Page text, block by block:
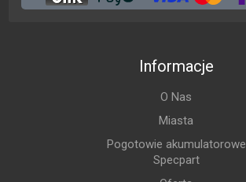
Informacje
O Nas
Miasta
Pogotowie akumulatorowe
Specpart